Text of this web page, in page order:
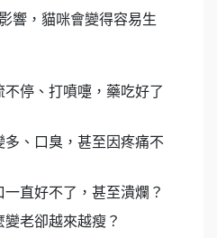
響，貓咪會變得容易生
不停、打噴嚏，藥吃好了
多、口臭，甚至因疼痛不
一直好不了，甚至潰爛？
變老卻越來越瘦？